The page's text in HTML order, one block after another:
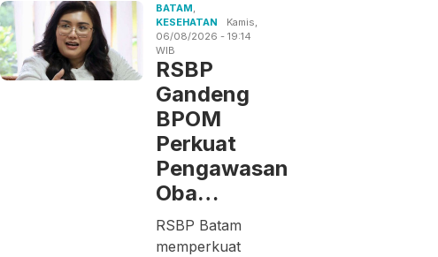
BATAM
KESEHATAN
Kamis,
06/08/2026 - 19:14
WIB
RSBP
Gandeng
BPOM
Perkuat
Pengawasan
Oba…
RSBP Batam
memperkuat